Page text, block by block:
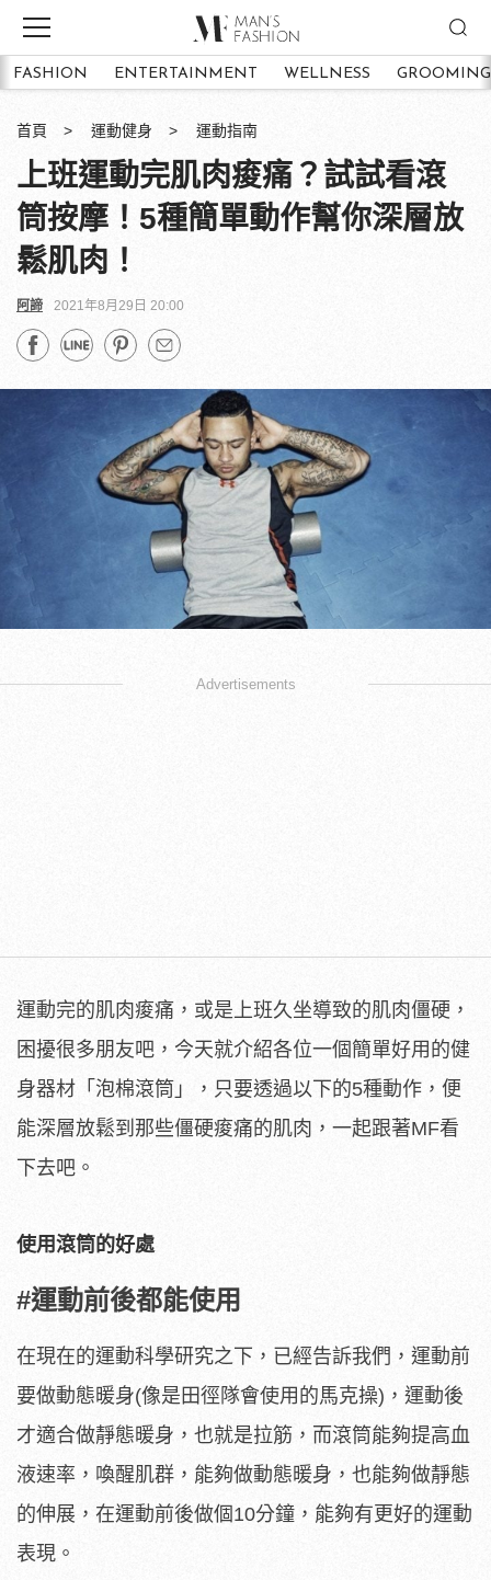
FASHION ENTERTAINMENT WELLNESS GROOMING
首頁 運動健身 運動指南
上班運動完肌肉痠痛？試試看滾
筒按摩！5種簡單動作幫你深層放
鬆肌肉！
阿諦 2021年8月29日 20:00
Advertisements
運動完的肌肉痠痛，或是上班久坐導致的肌肉僵硬，
困擾很多朋友吧，今天就介紹各位一個簡單好用的健
身器材「泡棉滾筒」，只要透過以下的5種動作，便
能深層放鬆到那些僵硬痠痛的肌肉，一起跟著MF看
下去吧。
使用滾筒的好處
#運動前後都能使用
在現在的運動科學研究之下，已經告訴我們，運動前
要做動態暖身(像是田徑隊會使用的馬克操)，運動後
才適合做靜態暖身，也就是拉筋，而滾筒能夠提高血
液速率，喚醒肌群，能夠做動態暖身，也能夠做靜態
的伸展，在運動前後做個10分鐘，能夠有更好的運動
表現。